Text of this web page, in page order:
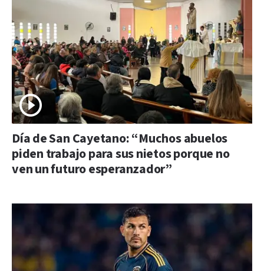
Día de San Cayetano: “Muchos abuelos
piden trabajo para sus nietos porque no
ven un futuro esperanzador”